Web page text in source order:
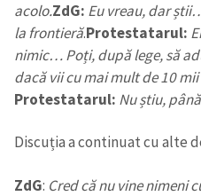
acolo.ZdG: Eu vreau, dar
la frontieră.Protestatarul:
nimic… Poți, după lege, să
dacă vii cu mai mult de 10
Protestatarul: Nu știu,
Discuția a continuat cu alte
ZdG: Cred că nu vine nimeni